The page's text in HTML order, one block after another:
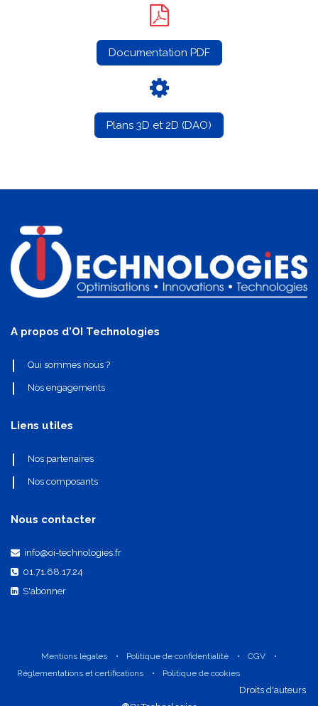
Documentation PDF
Plans 3D et 2D (DAO)
A propos d'OI Technologies
Qui sommes nous ?
Nos engagements
Liens utiles
Nos partenaires
Nos composants
Nous contacter
info@oi-technologies.fr
01.71.68.17.24
S'abonner
Mentions légales • Politique de confidentialité • CGV
•
Réglementations et certifications
• Politique de cookies
​Droits d'auteurs